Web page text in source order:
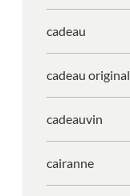
cadeau
cadeau original
cadeauvin
cairanne